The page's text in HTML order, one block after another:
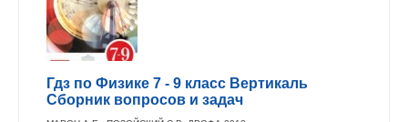
Гдз по Физике 7 - 9 класс Вертикаль
Сборник вопросов и задач